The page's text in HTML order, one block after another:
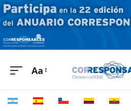
Aa